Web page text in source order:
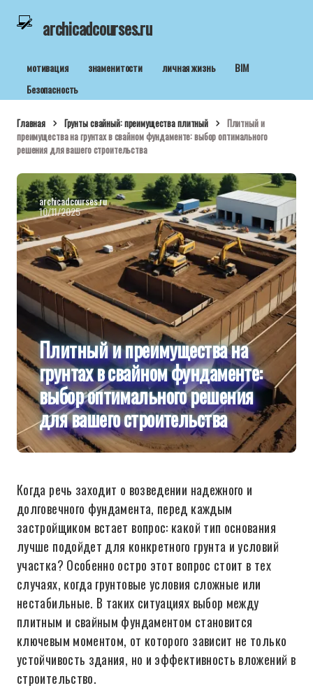
archicadcourses.ru
мотивация знаменитости личная жизнь
BIM
Безопасность
Главная Грунты свайный: преимущества плитный
Плитный и
преимущества на грунтах в свайном фундаменте: выбор оптимального
решения для вашего строительства
archicadcourses.ru
10/11/2025
Плитный и преимущества на
грунтах в свайном фундаменте:
выбор оптимального решения
для вашего строительства
Когда речь заходит о возведении надежного и
долговечного фундамента, перед каждым
застройщиком встает вопрос: какой тип основания
лучше подойдет для конкретного грунта и условий
участка? Особенно остро этот вопрос стоит в тех
случаях, когда грунтовые условия сложные или
нестабильные. В таких ситуациях выбор между
плитным и свайным фундаментом становится
ключевым моментом, от которого зависит не только
устойчивость здания, но и эффективность вложений в
строительство.